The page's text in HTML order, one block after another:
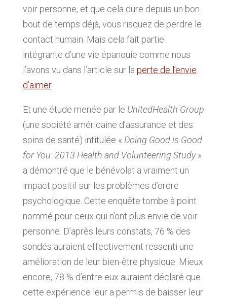
voir personne, et que cela dure depuis un bon
bout de temps déjà, vous risquez de perdre le
contact humain. Mais cela fait partie
intégrante d’une vie épanouie comme nous
l’avons vu dans l’article sur la perte de l’envie
d’aimer.
Et une étude menée par le UnitedHealth Group
(une société américaine d’assurance et des
soins de santé) intitulée « Doing Good is Good
for You: 2013 Health and Volunteering Study»
a démontré que le bénévolat a vraiment un
impact positif sur les problèmes d’ordre
psychologique. Cette enquête tombe à point
nommé pour ceux qui n’ont plus envie de voir
personne. D’après leurs constats, 76 % des
sondés auraient effectivement ressenti une
amélioration de leur bien-être physique. Mieux
encore, 78 % d’entre eux auraient déclaré que
cette expérience leur a permis de baisser leur